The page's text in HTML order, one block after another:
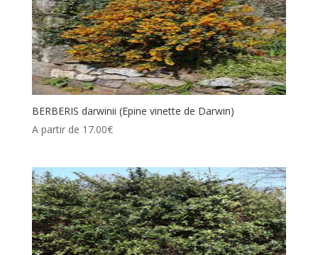
BERBERIS darwinii (Epine vinette de Darwin)
A partir de 17.00€